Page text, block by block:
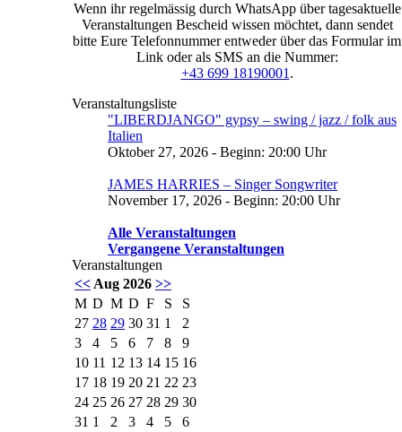
Wenn ihr regelmässig durch WhatsApp über tagesaktuelle
Veranstaltungen Bescheid wissen möchtet, dann sendet
bitte Eure Telefonnummer entweder über das Formular im
Link oder als SMS an die Nummer:
+43 699 18190001 .
Veranstaltungsliste
"LIBERDJANGO" gypsy – swing / jazz / folk aus
Italien
Oktober 27, 2026 - Beginn: 20:00 Uhr
JAMES HARRIES – Singer Songwriter
November 17, 2026 - Beginn: 20:00 Uhr
Alle Veranstaltungen
Vergangene Veranstaltungen
Veranstaltungen
<< Aug 2026 >>
M D M D F S
S
27 28 29 30 31 1
2
3
4 5 6 7 8
9
10 11 12 13 14 15 16
17 18 19 20 21 22 23
24 25 26 27 28 29 30
31 1 2 3 4 5
6